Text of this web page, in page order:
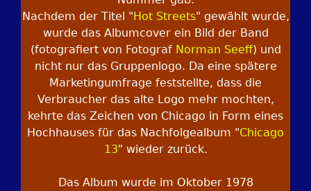
Nachdem der Titel "Hot Streets" gewählt wurde,
wurde das Albumcover ein Bild der Band
(fotografiert von Fotograf Norman Seeff) und
nicht nur das Gruppenlogo. Da eine spätere
Marketingumfrage feststellte, dass die
Verbraucher das alte Logo mehr mochten,
kehrte das Zeichen von Chicago in Form eines
Hochhauses für das Nachfolgealbum "Chicago
13" wieder zurück.
Das Album wurde im Oktober 1978